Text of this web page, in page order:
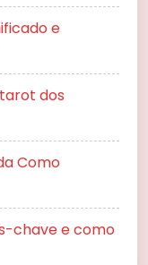
e
dos
Como
chave e como